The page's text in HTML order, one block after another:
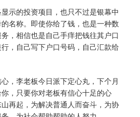
示的投资项目，也只不过是银幕中
名称。即使你给了钱，也是一种数
，相信也是自己手痒把钱往其户口
，自己写下户口号码，自己汇款给
，李老板今日派下定心丸，下个月
，只要你对老板有信心十足的心
再起，为解决普通人而奋斗，为协